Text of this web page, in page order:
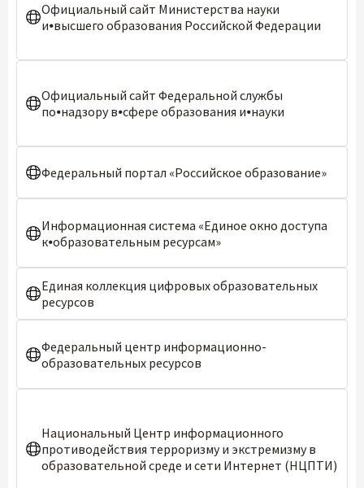
Официальный сайт Министерства науки
и⦁высшего образования Российской Федерации
Официальный сайт Федеральной службы
по⦁надзору в⦁сфере образования и⦁науки
Федеральный портал «Российское образование»
Информационная система «Единое окно доступа
к⦁образовательным ресурсам»
Единая коллекция цифровых образовательных
ресурсов
Федеральный центр информационно-
образовательных ресурсов
Национальный Центр информационного
противодействия терроризму и экстремизму в
образовательной среде и сети Интернет (НЦПТИ)